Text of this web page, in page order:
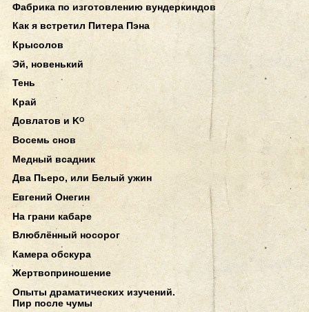
Фабрика по изготовлению вундеркиндов
Как я встретил Питера Пэна
Крысолов
Эй, новенький
Тень
Край
Довлатов и Kᴼ
Восемь снов
Медный всадник
Два Пьеро, или Белый ужин
Евгений Онегин
На грани кабаре
Влюблённый носорог
Камера обскура
Жертвоприношение
Опыты драматических изучений.
Пир после чумы